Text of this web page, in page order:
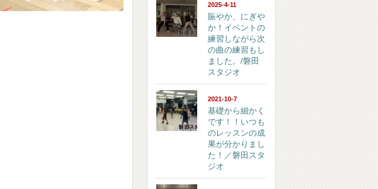
2025-4-11
賑やか、にぎや
か！イベントの
練習しながら次
の曲の練習もし
ました。/磐田
スタジオ
2021-10-7
基礎から細かく
です！！いつも
のレッスンの成
果が分かりまし
た！／磐田スタ
ジオ